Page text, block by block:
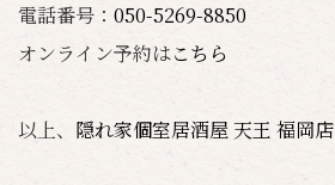
電話番号： 050-5269-8850
オンライン予約はこちら
以上、 隠れ家個室居酒屋 天王 福岡店